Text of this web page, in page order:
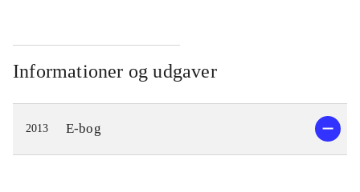
Informationer og udgaver
2013 E-bog